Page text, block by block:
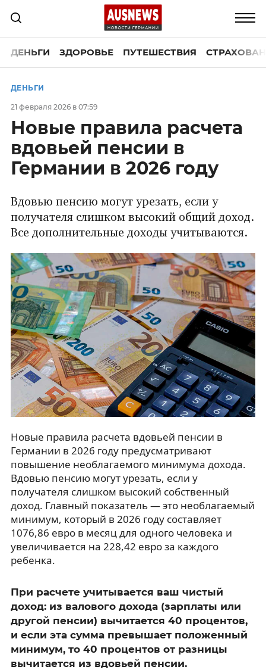
ДЕНЬГИ ЗДОРОВЬЕ ПУТЕШЕСТВИЯ
ДЕНЬГИ
21 февраля 2026 в 07:59
Новые правила расчета
вдовьей пенсии в
Германии в 2026 году
Вдовью пенсию могут урезать, если у
получателя слишком высокий общий доход.
Все дополнительные доходы учитываются.
Новые правила расчета вдовьей пенсии в
Германии в 2026 году предусматривают
повышение необлагаемого минимума дохода.
Вдовью пенсию могут урезать, если у
получателя слишком высокий собственный
доход. Главный показатель — это необлагаемый
минимум, который в 2026 году составляет
1076,86 евро в месяц для одного человека и
увеличивается на 228,42 евро за каждого
ребенка.
При расчете учитывается ваш чистый
доход: из валового дохода (зарплаты или
другой пенсии) вычитается 40 процентов,
и если эта сумма превышает положенный
минимум, то 40 процентов от разницы
вычитается из вдовьей пенсии.